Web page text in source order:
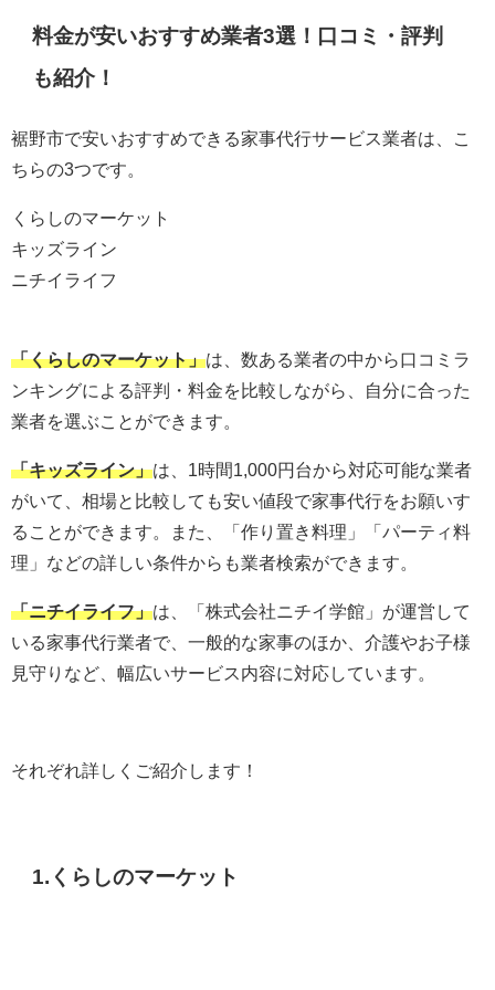
料金が安いおすすめ業者3選！口コミ・評判
も紹介！
裾野市で安いおすすめできる家事代行サービス業者は、こ
ちらの3つです。
くらしのマーケット
キッズライン
ニチイライフ
「くらしのマーケット」は、数ある業者の中から口コミラ
ンキングによる評判・料金を比較しながら、自分に合った
業者を選ぶことができます。
「キッズライン」は、1時間1,000円台から対応可能な業者
がいて、相場と比較しても安い値段で家事代行をお願いす
ることができます。また、「作り置き料理」「パーティ料
理」などの詳しい条件からも業者検索ができます。
「ニチイライフ」は、「株式会社ニチイ学館」が運営して
いる家事代行業者で、一般的な家事のほか、介護やお子様
見守りなど、幅広いサービス内容に対応しています。
それぞれ詳しくご紹介します！
1.くらしのマーケット